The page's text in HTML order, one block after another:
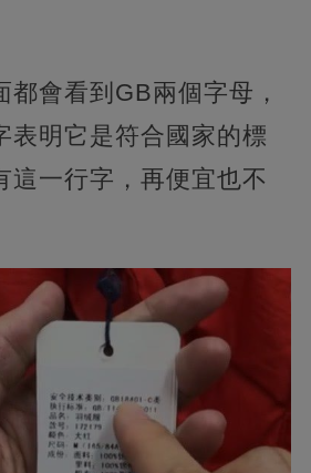
都會看到GB兩個字母，
表明它是符合國家的標
這一行字，再便宜也不